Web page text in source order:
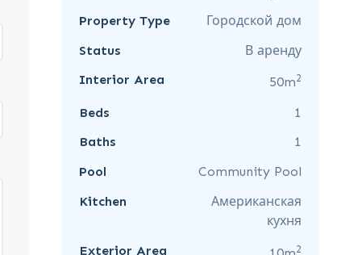
Property Type
Городской дом
Status
В аренду
Interior Area
50m2
Beds
1
Baths
1
Pool
Community Pool
Kitchen
Американская
кухня
Exterior Area
2